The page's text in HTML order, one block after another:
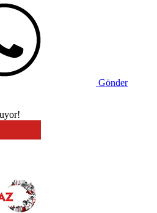
Gönder